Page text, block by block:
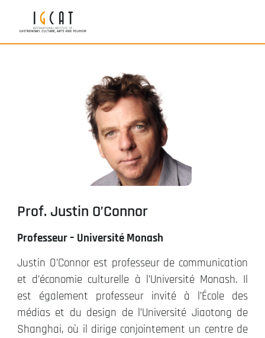
Prof. Justin O’Connor
Professeur – Université Monash
Justin O’Connor est professeur de communication
et d’économie culturelle à l’Université Monash. Il
est également professeur invité à l’École des
médias et du design de l’Université Jiaotong de
Shanghai, où il dirige conjointement un centre de